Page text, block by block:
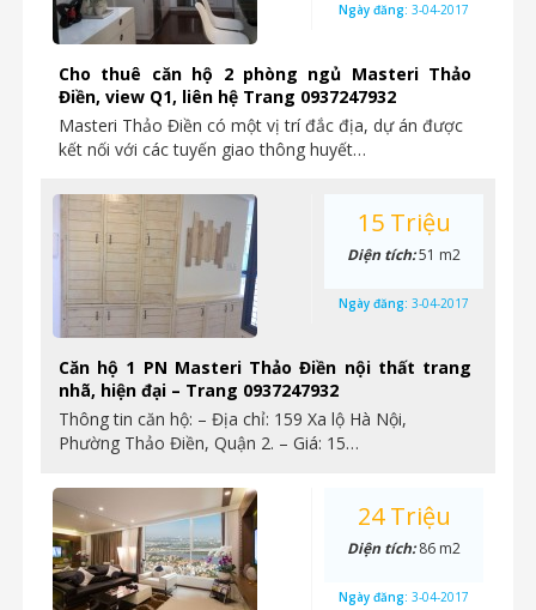
Cho thuê căn hộ 2 phòng ngủ Masteri Thảo
Điền, view Q1, liên hệ Trang 0937247932
Masteri Thảo Điền có một vị trí đắc địa, dự án được
kết nối với các tuyến giao thông huyết…
Ngày đăng: 3-04-2017
Căn hộ 1 PN Masteri Thảo Điền nội thất trang
nhã, hiện đại – Trang 0937247932
Thông tin căn hộ: – Địa chỉ: 159 Xa lộ Hà Nội,
Phường Thảo Điền, Quận 2. – Giá: 15…
15 Triệu
Diện tích:51 m2
Ngày đăng: 3-04-2017
24 Triệu
Diện tích:86 m2
Ngày đăng: 3-04-2017